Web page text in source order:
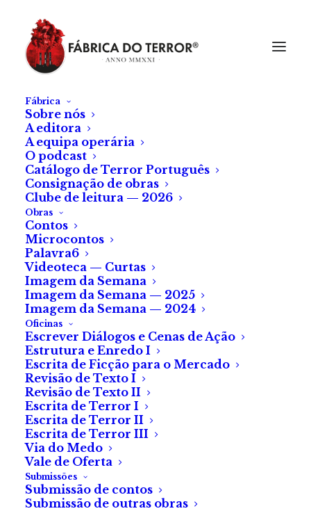
Fábrica
Sobre nós
A editora
A equipa operária
O podcast
Catálogo de Terror Português
Consignação de obras
Clube de leitura — 2026
Obras
Contos
Microcontos
Palavra6
Videoteca — Curtas
Imagem da Semana
Imagem da Semana — 2025
Imagem da Semana — 2024
Oficinas
Escrever Diálogos e Cenas de Ação
Estrutura e Enredo I
Escrita de Ficção para o Mercado
Revisão de Texto I
Revisão de Texto II
Escrita de Terror I
Escrita de Terror II
Escrita de Terror III
Via do Medo
Vale de Oferta
Submissões
Submissão de contos
Submissão de outras obras
Opinião sobre «Alan
Wake»
E se a ficção se
tornasse realidade?
«Os pesadelos existem fora
da lógica, e é pouco divertido
tentar explicá-los; isso é
antitético para a poesia do
medo», Stephen King.